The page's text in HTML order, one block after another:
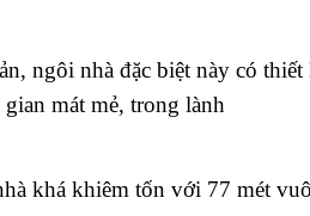
ngôi nhà đặc biệt này có
mát mẻ, trong lành
khá khiêm tốn với 77 mét